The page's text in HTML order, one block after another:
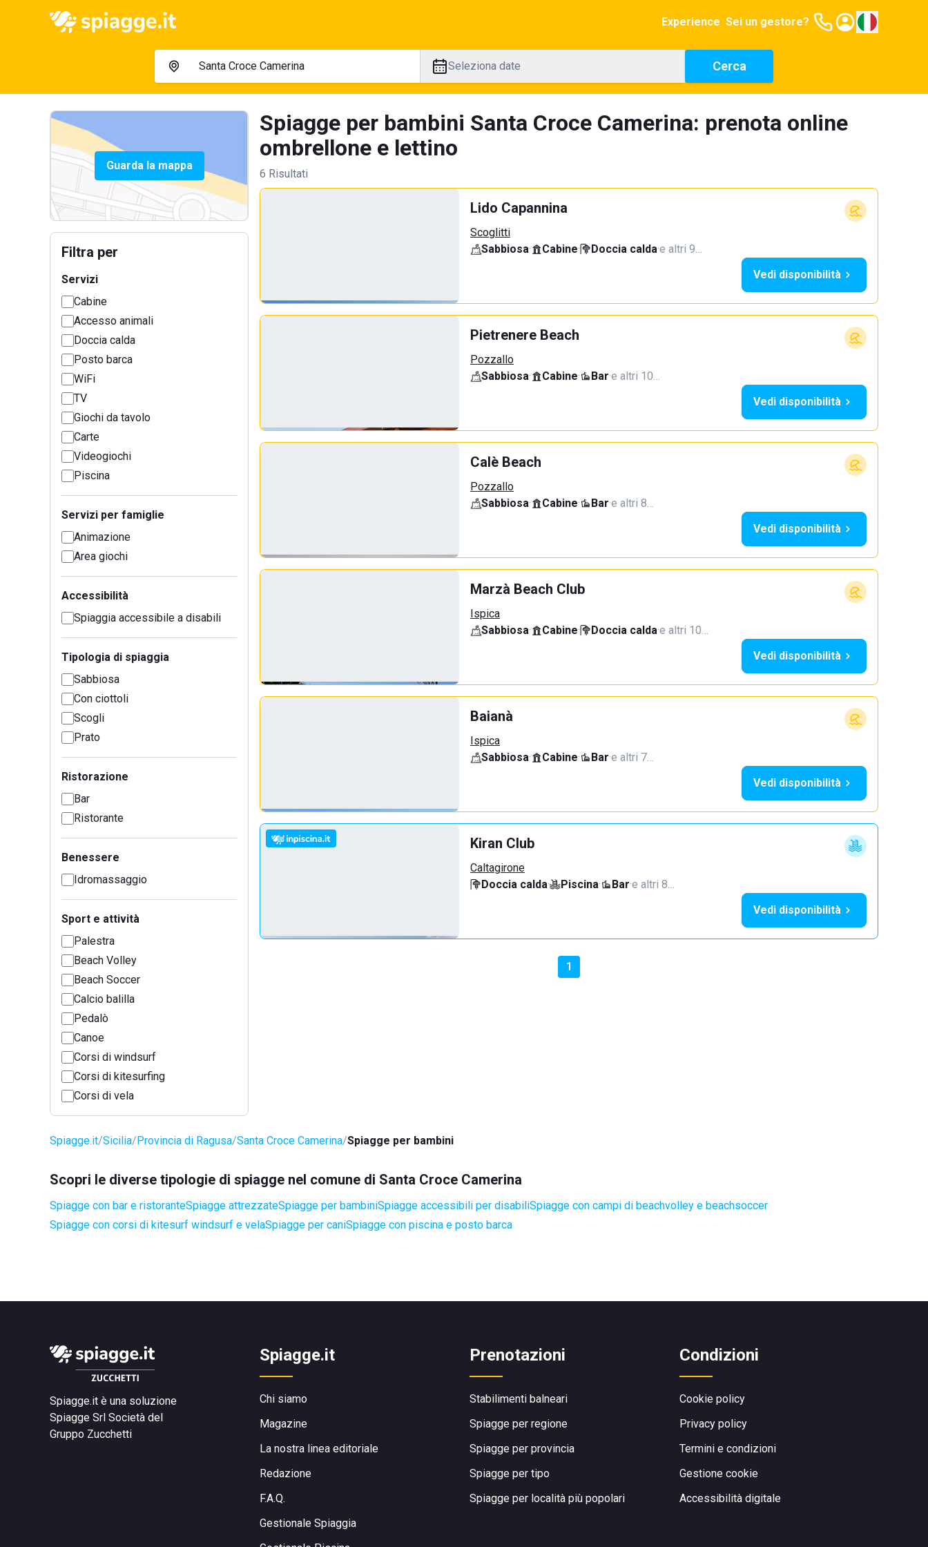
Experience Sei un gestore?
Seleziona date Cerca
Guarda la mappa
Filtra per
Servizi
Cabine
Accesso animali
Doccia calda
Posto barca
WiFi
TV
Giochi da tavolo
Carte
Videogiochi
Piscina
Servizi per famiglie
Animazione
Area giochi
Accessibilità
Spiaggia accessibile a disabili
Tipologia di spiaggia
Sabbiosa
Con ciottoli
Scogli
Prato
Ristorazione
Bar
Ristorante
Benessere
Idromassaggio
Sport e attività
Palestra
Beach Volley
Beach Soccer
Calcio balilla
Pedalò
Canoe
Corsi di windsurf
Corsi di kitesurfing
Corsi di vela
Spiagge per bambini Santa Croce Camerina: prenota online
ombrellone e lettino
6 Risultati
Lido Capannina
Scoglitti
Sabbiosa· Cabine· Doccia calda·e altri 9…
Vedi disponibilità
Pietrenere Beach
Pozzallo
Sabbiosa· Cabine· Bar·e altri 10…
Vedi disponibilità
Calè Beach
Pozzallo
Sabbiosa· Cabine· Bar·e altri 8…
Vedi disponibilità
Marzà Beach Club
Ispica
Sabbiosa· Cabine· Doccia calda·e altri 10…
Vedi disponibilità
Baianà
Ispica
Sabbiosa· Cabine· Bar·e altri 7…
Vedi disponibilità
Kiran Club
Caltagirone
Doccia calda· Piscina· Bar·e altri 8…
Vedi disponibilità
1
Spiagge.it Sicilia Provincia di Ragusa Santa Croce Camerina Spiagge per bambini
Scopri le diverse tipologie di spiagge nel comune di Santa Croce Camerina
Spiagge con bar e ristoranteSpiagge attrezzateSpiagge per bambiniSpiagge accessibili per disabiliSpiagge con campi di beachvolley e beachsoccer
Spiagge con corsi di kitesurf windsurf e velaSpiagge per caniSpiagge con piscina e posto barca
Spiagge.it è una soluzione
Spiagge Srl Società del
Gruppo Zucchetti
Spiagge.it
Chi siamo
Magazine
La nostra linea editoriale
Redazione
F.A.Q.
Gestionale Spiaggia
Prenotazioni
Stabilimenti balneari
Spiagge per regione
Spiagge per provincia
Spiagge per tipo
Spiagge per località più popolari
Condizioni
Cookie policy
Privacy policy
Termini e condizioni
Gestione cookie
Accessibilità digitale